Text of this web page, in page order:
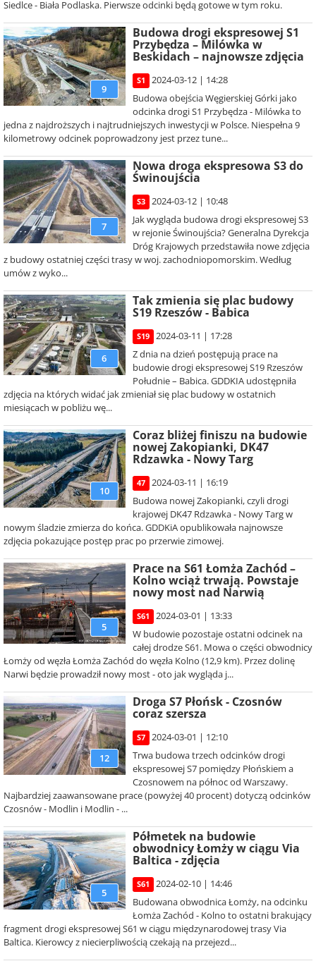
Siedlce - Biała Podlaska. Pierwsze odcinki będą gotowe w tym roku.
9
Budowa drogi ekspresowej S1
Przybędza – Milówka w
Beskidach – najnowsze zdjęcia
S1
2024-03-12 | 14:28
Budowa obejścia Węgierskiej Górki jako
odcinka drogi S1 Przybędza - Milówka to
jedna z najdroższych i najtrudniejszych inwestycji w Polsce. Niespełna 9
kilometrowy odcinek poprowadzony jest przez tune...
7
Nowa droga ekspresowa S3 do
Świnoujścia
S3
2024-03-12 | 10:48
Jak wygląda budowa drogi ekspresowej S3
w rejonie Świnoujścia? Generalna Dyrekcja
Dróg Krajowych przedstawiła nowe zdjęcia
z budowy ostatniej części trasy w woj. zachodniopomorskim. Według
umów z wyko...
6
Tak zmienia się plac budowy
S19 Rzeszów - Babica
S19
2024-03-11 | 17:28
Z dnia na dzień postępują prace na
budowie drogi ekspresowej S19 Rzeszów
Południe – Babica. GDDKIA udostępniła
zdjęcia na których widać jak zmieniał się plac budowy w ostatnich
miesiącach w pobliżu wę...
10
Coraz bliżej finiszu na budowie
nowej Zakopianki, DK47
Rdzawka - Nowy Targ
47
2024-03-11 | 16:19
Budowa nowej Zakopianki, czyli drogi
krajowej DK47 Rdzawka - Nowy Targ w
nowym śladzie zmierza do końca. GDDKiA opublikowała najnowsze
zdjęcia pokazujące postęp prac po przerwie zimowej.
5
Prace na S61 Łomża Zachód –
Kolno wciąż trwają. Powstaje
nowy most nad Narwią
S61
2024-03-01 | 13:33
W budowie pozostaje ostatni odcinek na
całej drodze S61. Mowa o części obwodnicy
Łomży od węzła Łomża Zachód do węzła Kolno (12,9 km). Przez dolinę
Narwi będzie prowadził nowy most - oto jak wygląda j...
12
Droga S7 Płońsk - Czosnów
coraz szersza
S7
2024-03-01 | 12:10
Trwa budowa trzech odcinków drogi
ekspresowej S7 pomiędzy Płońskiem a
Czosnowem na północ od Warszawy.
Najbardziej zaawansowane prace (powyżej 40 procent) dotyczą odcinków
Czosnów - Modlin i Modlin - ...
5
Półmetek na budowie
obwodnicy Łomży w ciągu Via
Baltica - zdjęcia
S61
2024-02-10 | 14:46
Budowana obwodnica Łomży, na odcinku
Łomża Zachód - Kolno to ostatni brakujący
fragment drogi ekspresowej S61 w ciągu międzynarodowej trasy Via
Baltica. Kierowcy z niecierpliwością czekają na przejezd...